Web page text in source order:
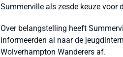
Summerville als zesde keuze voor
Over belangstelling heeft
informeerden al naar de
Wolverhampton Wanderers af.